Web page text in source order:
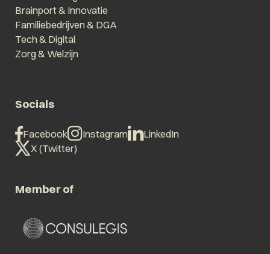
Brainport & Innovatie
Familiebedrijven & DGA
Tech & Digital
Zorg & Welzijn
Socials
Facebook Instagram
LinkedIn
X (Twitter)
Member of